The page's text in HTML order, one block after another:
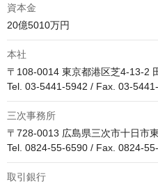
資本金
20億5010万円
本社
〒108-0014 東京都港区芝4-13-2
Tel. 03-5441-5942 / Fax. 03-
三次事務所
〒728-0013 広島県三次市十日市
Tel. 0824-55-6590 / Fax. 0824-
取引銀行